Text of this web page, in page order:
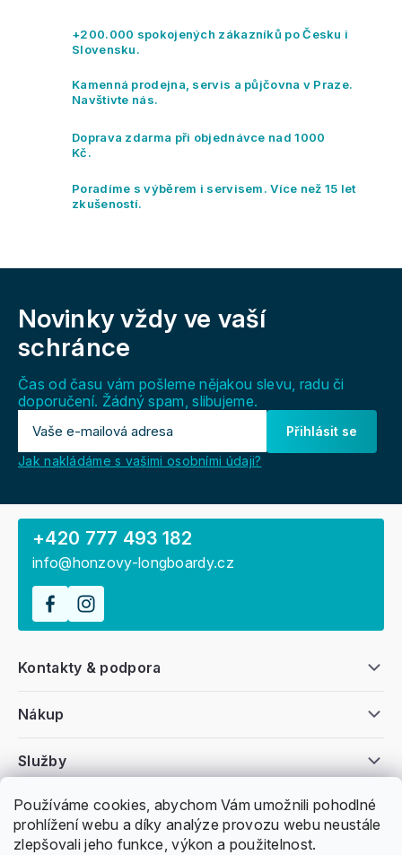
Používáme cookies, abychom Vám umožnili pohodlné
prohlížení webu a díky analýze provozu webu neustále
zlepšovali jeho funkce, výkon a použitelnost.
a
p
k
y
ý
+200.000 spokojených zákazníků po Česku i
Slovensku.
Kamenná prodejna, servis a půjčovna v Praze.
Navštivte nás.
Doprava zdarma při objednávce nad 1000
Kč.
Poradíme s výběrem i servisem. Více než 15 let
zkušeností.
Novinky vždy ve vaší
schránce
Čas od času vám pošleme nějakou slevu, radu či
doporučení. Žádný spam, slibujeme.
Přihlásit se
Jak nakládáme s vašimi osobními údaji?
Všeobecné informace
Nákup
Kontakty & podpora
Služby
+420 777 493 182
info@honzovy-longboardy.cz